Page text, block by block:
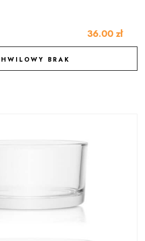
36.00 zł
BRAK
DO ULUBIONYCH